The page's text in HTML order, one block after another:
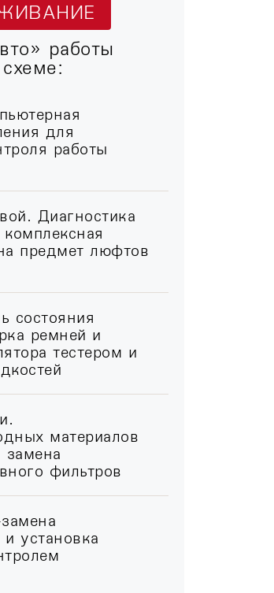
работы
для
работы
Диагностика
предмет люфтов
состояния
ремней и
тестером и
материалов
замена
фильтров
установка